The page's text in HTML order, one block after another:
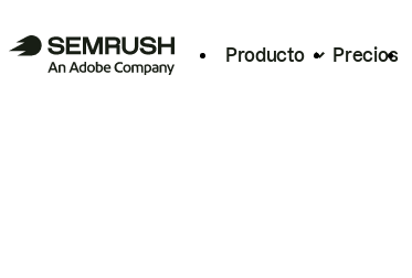
Producto Precios